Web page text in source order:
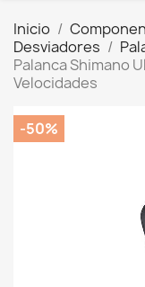
Inicio
Desviadores
Palanca Shimano
Velocidades
-50%